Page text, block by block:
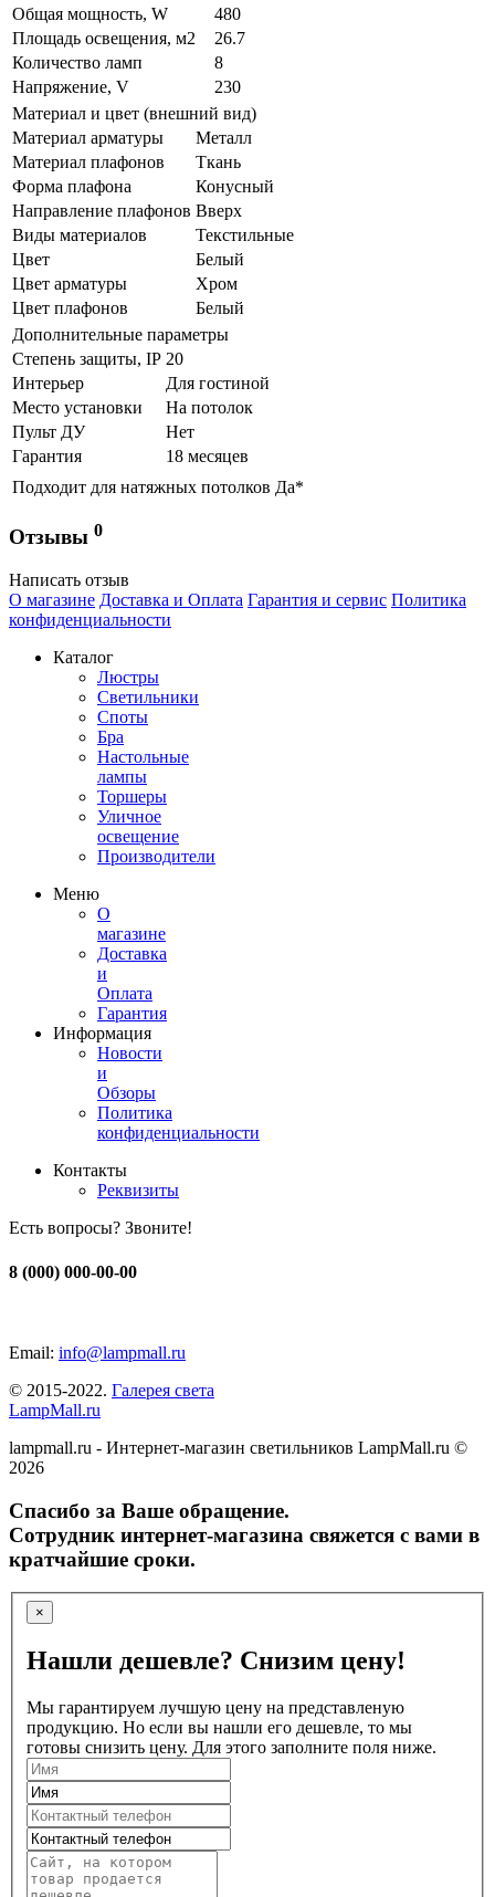
Общая мощность, W
480
Площадь освещения, м2
26.7
Количество ламп
8
Напряжение, V
230
Материал и цвет (внешний вид)
Материал арматуры
Металл
Материал плафонов
Ткань
Форма плафона
Конусный
Направление плафонов Вверх
Виды материалов
Текстильные
Цвет
Белый
Цвет арматуры
Хром
Цвет плафонов
Белый
Дополнительные параметры
Степень защиты, IP 20
Интерьер
Для гостиной
Место установки
На потолок
Пульт ДУ
Нет
Гарантия
18 месяцев
Подходит для натяжных потолков Да*
Отзывы 0
Написать отзыв
О магазине Доставка и Оплата Гарантия и сервис Политика
конфиденциальности
Каталог
Люстры
Светильники
Споты
Бра
Настольные
лампы
Торшеры
Уличное
освещение
Производители
Меню
О
магазине
Доставка
и
Оплата
Гарантия
Информация
Новости
и
Обзоры
Политика
конфиденциальности
Контакты
Реквизиты
Есть вопросы? Звоните!
8 (000) 000-00-00
Email: info@lampmall.ru
© 2015-2022. Галерея света
LampMall.ru
lampmall.ru - Интернет-магазин светильников LampMall.ru ©
2026
Спасибо за Ваше обращение.
Сотрудник интернет-магазина свяжется с вами в
кратчайшие сроки.
×
Нашли дешевле? Снизим цену!
Мы гарантируем лучшую цену на представленую
продукцию. Но если вы нашли его дешевле, то мы
готовы снизить цену. Для этого заполните поля ниже.